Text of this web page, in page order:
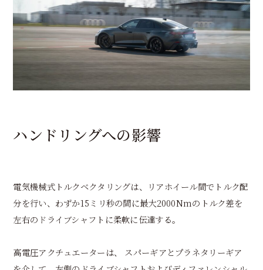
ハンドリングへの影響
電気機械式トルクベクタリングは、リアホイール間でトルク配
分を行い、わずか15ミリ秒の間に最大2000Nmのトルク差を
左右のドライブシャフトに柔軟に伝達する。
高電圧アクチュエーターは、 スパーギアとプラネタリーギア